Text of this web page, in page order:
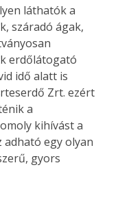
láthatók a
száradó ágak,
erdőlátogató
idő alatt is
Zrt. ezért
a
kihívást a
adható egy olyan
gyors